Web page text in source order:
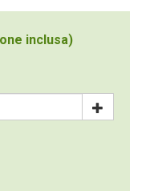
inclusa)